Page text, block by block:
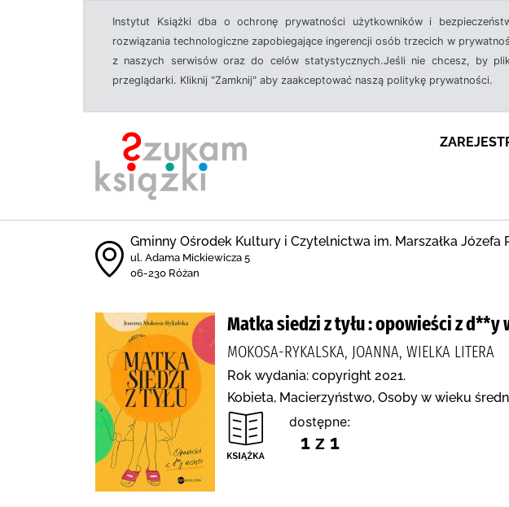
Instytut Książki dba o ochronę prywatności użytkowników i
rozwiązania technologiczne zapobiegające ingerencji osób trzecich w
z naszych serwisów oraz do celów statystycznych.Jeśli nie chcesz, by
przeglądarki. Kliknij "Zamknij" aby zaakceptować naszą politykę prywatności.
Gminny Ośrodek Kultury i Czytelnictwa im. Marszałka Józefa
ul. Adama Mickiewicza 5
06-230 Różan
Matka siedzi z tyłu : opowieści z d**y
MOKOSA-RYKALSKA, JOANNA, WIELKA LITERA
Rok wydania: copyright 2021.
Kobieta, Macierzyństwo, Osoby w wieku
dostępne:
1 z 1